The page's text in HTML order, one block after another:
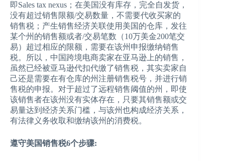
即Sales tax nexus；在美国没有库存，完全自发货，
没有超过销售限额/交易数量，不需要代收买家的
销售税；产生销售经济关联使用美国的仓库，发往
某个州的销售额或者/交易笔数（10万美金200笔交
易）超过相应的限额，需要在该州申报缴纳销售
税。所以，中国跨境电商卖家在亚马逊上的销售，
虽然已经被亚马逊代扣代缴了销售税，其实卖家自
己还是需要在有仓库的州注册销售税号，并进行销
售税的申报。对于超过了远程销售阈值的州，即使
该销售者在该州没有实体存在，只要其销售额或交
易量达到经济关系门槛，与该州也构成经济关系，
有法律义务收取和缴纳该州的消费税。
遵守美国销售税6个步骤: